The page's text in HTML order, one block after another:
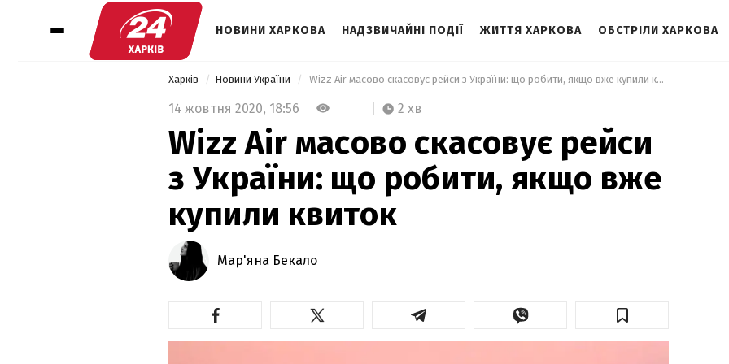
НОВИНИ ХАРКОВА НАДЗВИЧАЙНІ ПОДІЇ ЖИТТЯ ХАРКОВА ОБСТРІЛИ ХАРКОВА
Харків Новини України Wizz Air масово скасовує рейси з України: що робити, якщо вже купили квиток
14 жовтня 2020, 18:56 2 хв
Wizz Air масово скасовує рейси
з України: що робити, якщо вже
купили квиток
Мар'яна Бекало